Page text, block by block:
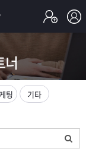
너
팅 기타